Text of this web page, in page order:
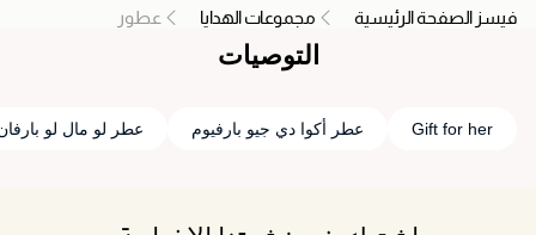
فيسز الصفحة الرئيسية مجموعات الهدايا عطور
التوصيات
Gift for her عطر أكوا دي جيو بارفيوم عطر لو مال لو